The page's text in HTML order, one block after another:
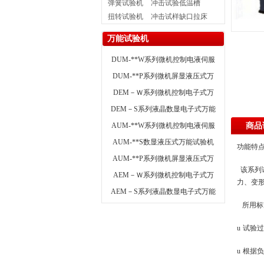
商品
功能特
该系列
力、变
所用
u 试验
u 根据
弹簧试验机
冲击试验低温槽
扭转试验机
冲击试样缺口拉床
万能试验机
DUM-**W系列微机控制电液伺服
DUM-**P系列微机屏显液压式万
DEM－Ｗ系列微机控制电子式万
DEM－S系列液晶数显电子式万能
AUM-**W系列微机控制电液伺服
AUM-**S数显液压式万能试验机
AUM-**P系列微机屏显液压式万
AEM－Ｗ系列微机控制电子式万
AEM－S系列液晶数显电子式万能
试验机